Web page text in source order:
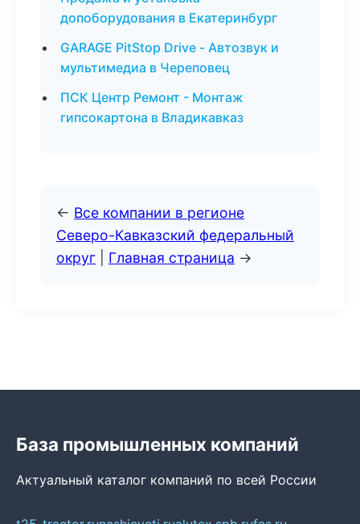
допоборудования в Екатеринбург
GARAGE PitStop Drive - Автозвук и
мультимедиа в Череповец
ПСК Центр Ремонт - Монтаж
гипсокартона в Владикавказ
← Все компании в регионе
Северо-Кавказский федеральный
округ
Главная страница →
База промышленных компаний
Актуальный каталог компаний по всей России